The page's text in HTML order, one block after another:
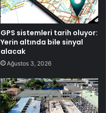
GPS sistemleri tarih oluyor:
Yerin altında bile sinyal
alacak
Ağustos 3, 2026